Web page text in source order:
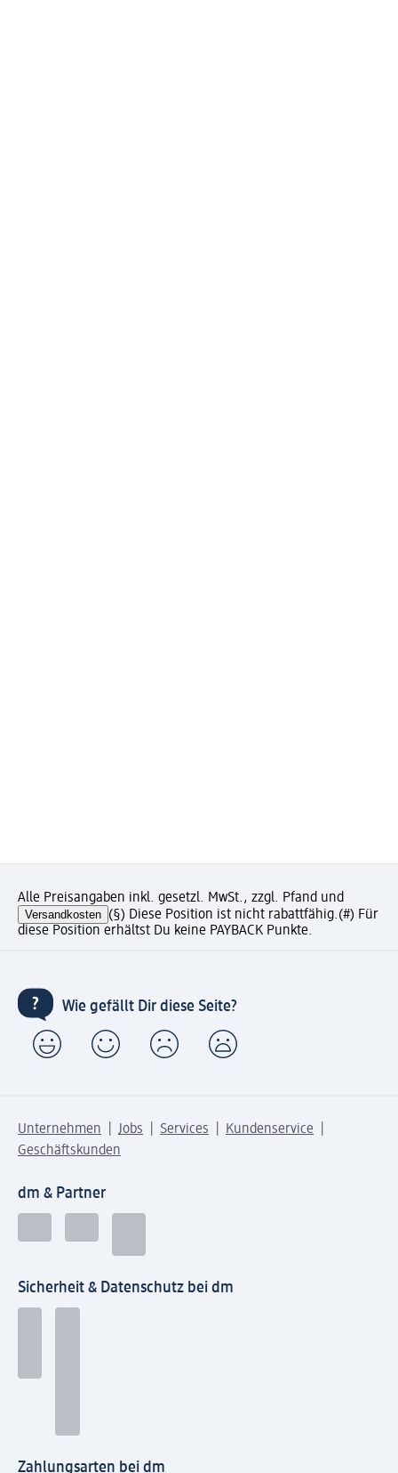
Alle Preisangaben inkl. gesetzl. MwSt., zzgl. Pfand und
Versandkosten (§) Diese Position ist nicht rabattfähig.(#) Für
diese Position erhältst Du keine PAYBACK Punkte.
Wie gefällt Dir diese Seite?
Unternehmen Jobs Services
Kundenservice
Geschäftskunden
dm & Partner
Sicherheit & Datenschutz bei dm
Zahlungsarten bei dm